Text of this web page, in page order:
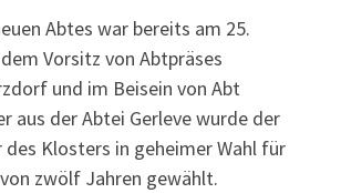
Abtes war bereits am 25.
Vorsitz von Abtpräses
und im Beisein von Abt
aus der Abtei Gerleve wurde der
des Klosters in geheimer Wahl für
zwölf Jahren gewählt.